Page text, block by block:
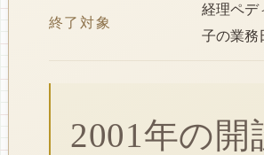
終了対象
経理ペデ
子の業務
2001年の